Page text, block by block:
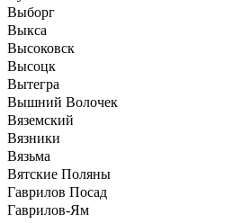
Выборг
Выкса
Высоковск
Высоцк
Вытегра
Вышний Волочек
Вяземский
Вязники
Вязьма
Вятские Поляны
Гаврилов Посад
Гаврилов-Ям